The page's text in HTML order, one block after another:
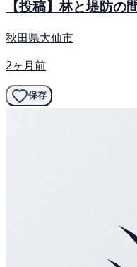
【投稿】林と堤防の
秋田県大仙市
2ヶ月前
保存